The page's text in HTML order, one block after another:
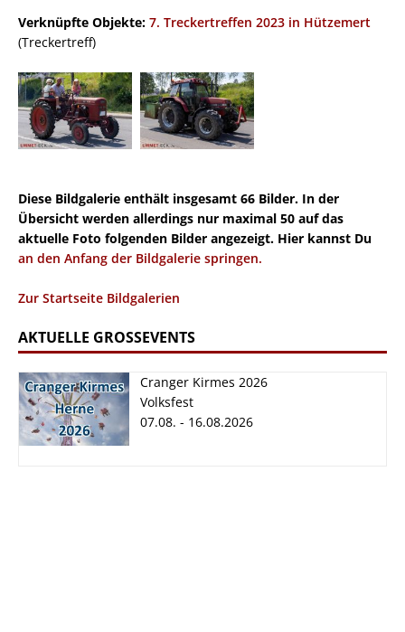
Verknüpfte Objekte: 7. Treckertreffen 2023 in Hützemert
(Treckertreff)
Diese Bildgalerie enthält insgesamt 66 Bilder. In der
Übersicht werden allerdings nur maximal 50 auf das
aktuelle Foto folgenden Bilder angezeigt. Hier kannst Du
an den Anfang der Bildgalerie springen.
Zur Startseite Bildgalerien
AKTUELLE GROSSEVENTS
Cranger Kirmes 2026
Volksfest
07.08. - 16.08.2026